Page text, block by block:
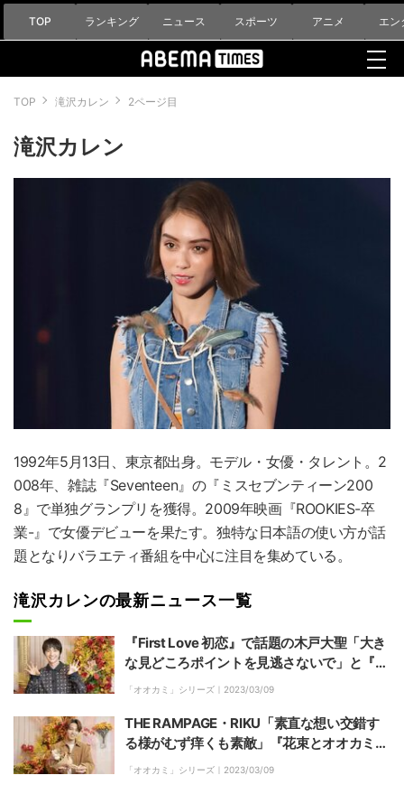
TOP ランキング ニュース スポーツ アニメ エン
TOP 滝沢カレン 2ページ目
滝沢カレン
1992年5月13日、東京都出身。モデル・女優・タレント。2
008年、雑誌『Seventeen』の『ミスセブンティーン200
8』で単独グランプリを獲得。2009年映画『ROOKIES-卒
業-』で女優デビューを果たす。独特な日本語の使い方が話
題となりバラエティ番組を中心に注目を集めている。
滝沢カレンの最新ニュース一覧
『First Love 初恋』で話題の木戸大聖「大き
な見どころポイントを見逃さないで」と『花
束とオオカミちゃんには騙されない』の第2
「オオカミ」シリーズ｜ 2023/03/09
THE RAMPAGE・RIKU「素直な想い交錯す
る様がむず痒くも素敵」『花束とオオカミち
ゃんには騙されない』の第2話のスペシャル
「オオカミ」シリーズ｜ 2023/03/09